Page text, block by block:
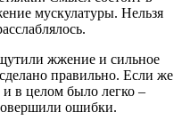
мускулатуры. Нельзя
жжение и сильное
правильно. Если же
и в целом было легко –
ошибки.